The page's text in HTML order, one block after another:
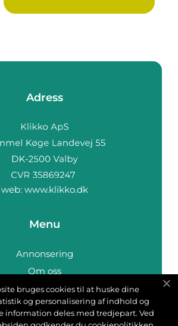
Adress
web: www.klikko.dk
Menu
Annonsering
Om oss
Cookies
Kontakta oss
Sitemap
bruges cookies til at huske dine
og personalisering af indhold og
information deles med tredjepart. Ved